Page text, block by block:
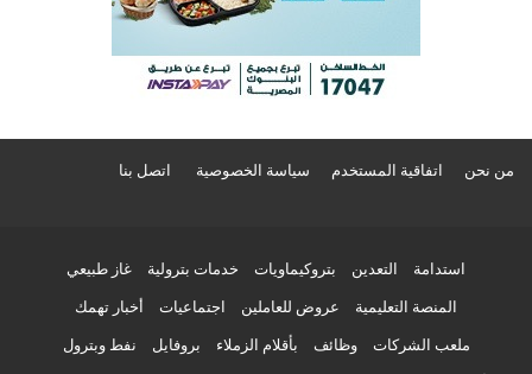
من نحن اتفاقية المستخدم سياسة الخصوصية اتصل بنا
استدامة التعدين بتروكيماويات خدمات بترولية غاز طبيعي
المنصة التعليمية عروض للعاملين اجتماعيات أخبار تهمك
ملعب الشركات وظائف بأقلام الزملاء بروفايل نفط وبترول